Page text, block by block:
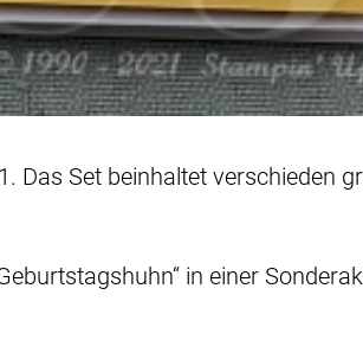
Das Set beinhaltet verschieden
in einer